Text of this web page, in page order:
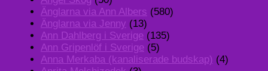
Änglarna via Ann Albers (580)
Änglarna via Jenny (13)
Ann Dahlberg i Sverige (135)
Ann Gripenlöf i Sverige (5)
Anna Merkaba (kanaliserade budskap) (4)